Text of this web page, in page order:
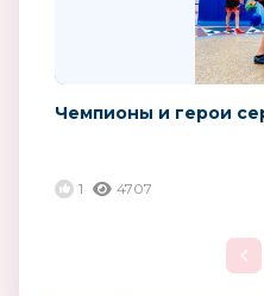
Чемпионы и герои
1 4707